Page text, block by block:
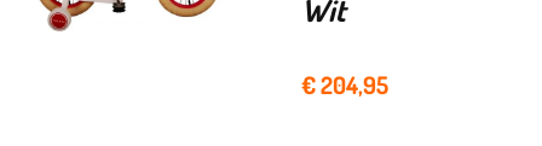
Wit
€ 204,95